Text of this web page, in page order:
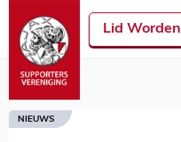
Lid Worden
NIEUWS